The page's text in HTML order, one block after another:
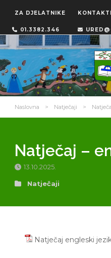
ZA DJELATNIKE KONTAKTI
01.3382.346
Naslovna > Natječaji >
Natječaj –
13.10.2025.
Natječaji
Natječaj engleski